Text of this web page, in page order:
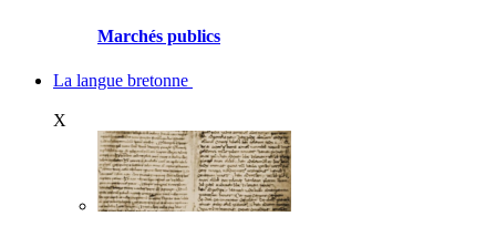
Marchés publics
La langue bretonne
X